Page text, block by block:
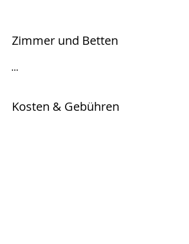
Zimmer und Betten
...
Kosten & Gebühren